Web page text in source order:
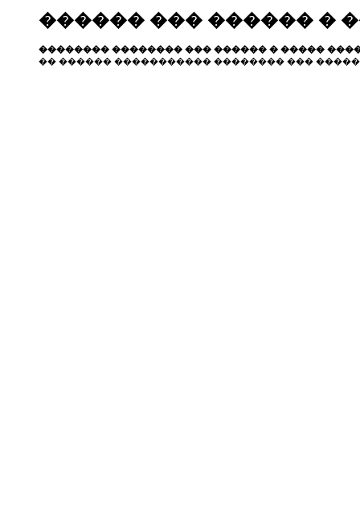
������ ��� ������ �
�������� �������� ��� ������ � �����
�� ������ ����������� �������� ���